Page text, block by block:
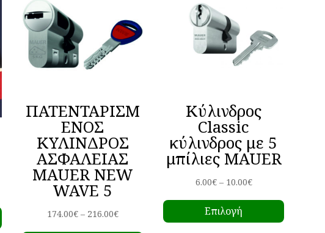
Αυτό
ΠΑΤΕΝΤΑΡΙΣΜ
ΕΝΟΣ
ΚΥΛΙΝΔΡΟΣ
ΑΣΦΑΛΕΙΑΣ
MAUER NEW
WAVE 5
174.00€ – 216.00€Price
range:Αυτό
Κύλινδρος
Classic
κύλινδρος με 5
μπίλιες MAUER
6.00€ – 10.00€Price
range:
Επιλογή
Αυτό